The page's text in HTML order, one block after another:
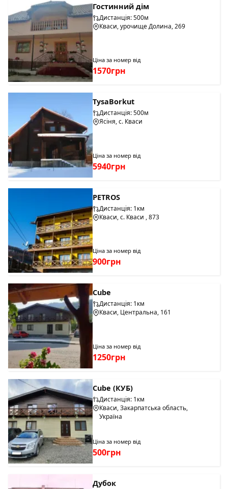
Гостинний дім
Дистанція: 500м
Кваси, урочище Долина, 269
Ціна за номер від
1570грн
TysaBorkut
Дистанція: 500м
Ясіня, с. Кваси
Ціна за номер від
5940грн
PETROS
Дистанція: 1км
Кваси, с. Кваси , 873
Ціна за номер від
900грн
Cube
Дистанція: 1км
Кваси, Центральна, 161
Ціна за номер від
1250грн
Cube (КУБ)
Дистанція: 1км
Кваси, Закарпатська область,
Україна
Ціна за номер від
500грн
Дубок